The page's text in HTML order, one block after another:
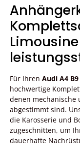
Für Ihren Audi A4
hochwertige
denen mechanische
abgestimmt sind.
die Karosserie und
zugeschnitten, um
dauerhafte